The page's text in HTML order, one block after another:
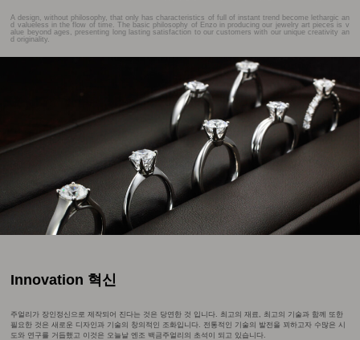
A design, without philosophy, that only has characteristics of full of instant trend become lethargic an
d valueless in the flow of time. The basic philosophy of Enzo in producing our jewelry art pieces is v
alue beyond ages, presenting long lasting satisfaction to our customers with our unique creativity an
d originality.
Innovation 혁신
주얼리가 장인정신으로 제작되어 진다는 것은 당연한 것 입니다. 최고의 재료, 최고의 기술과 함께 또한
필요한 것은 새로운 디자인과 기술의 창의적인 조화입니다. 전통적인 기술의 발전을 꾀하고자 수많은 시
도와 연구를 거듭했고 이것은 오늘날 엔조 백금주얼리의 초석이 되고 있습니다.